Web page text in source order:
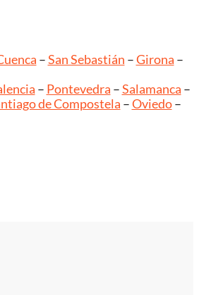
–San Sebastián –Girona –
– Pontevedra –Salamanca –
de Compostela –Oviedo–